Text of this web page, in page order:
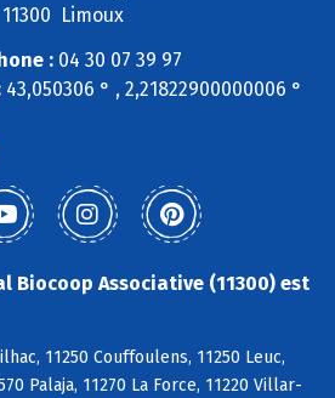
11300 Limoux
:04 30 07 39 97
43,050306 ° , 2,21822900000006 °
Biocoop Associative (11300) est
11250 Couffoulens, 11250 Leuc,
Palaja, 11270 La Force, 11220 Villar-